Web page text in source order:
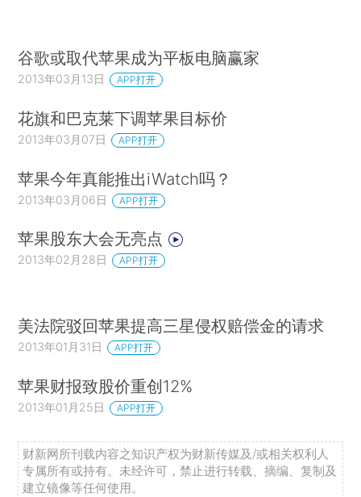
谷歌或取代苹果成为平板电脑赢家
2013年03月13日 APP打开
花旗和巴克莱下调苹果目标价
2013年03月07日 APP打开
苹果今年真能推出iWatch吗？
2013年03月06日 APP打开
苹果股东大会无亮点
2013年02月28日 APP打开
美法院驳回苹果提高三星侵权赔偿金的请求
2013年01月31日 APP打开
苹果财报致股价重创12%
2013年01月25日 APP打开
财新网所刊载内容之知识产权为财新传媒及/或相关权利人
专属所有或持有。未经许可，禁止进行转载、摘编、复制及
建立镜像等任何使用。